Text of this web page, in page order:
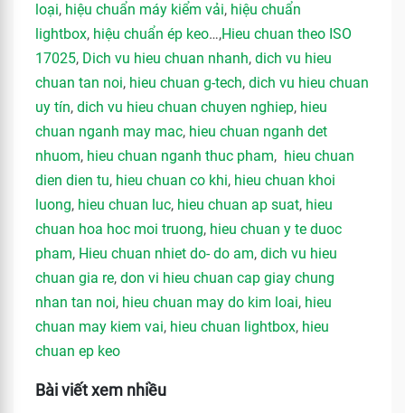
loại, hiệu chuẩn máy kiểm vải, hiệu chuẩn
lightbox, hiệu chuẩn ép keo…,Hieu chuan theo ISO
17025, Dich vu hieu chuan nhanh, dich vu hieu
chuan tan noi, hieu chuan g-tech, dich vu hieu chuan
uy tín, dich vu hieu chuan chuyen nghiep, hieu
chuan nganh may mac, hieu chuan nganh det
nhuom, hieu chuan nganh thuc pham, hieu chuan
dien dien tu, hieu chuan co khi, hieu chuan khoi
luong, hieu chuan luc, hieu chuan ap suat, hieu
chuan hoa hoc moi truong, hieu chuan y te duoc
pham, Hieu chuan nhiet do- do am, dich vu hieu
chuan gia re, don vi hieu chuan cap giay chung
nhan tan noi, hieu chuan may do kim loai, hieu
chuan may kiem vai, hieu chuan lightbox, hieu
chuan ep keo
Bài viết xem nhiều